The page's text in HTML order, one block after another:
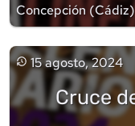
Concepción (Cádiz)
15 agosto, 2024
Cruce